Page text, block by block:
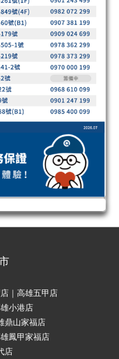
｜高雄五甲店
小港店
鼎山家福店
鳳甲家福店
店